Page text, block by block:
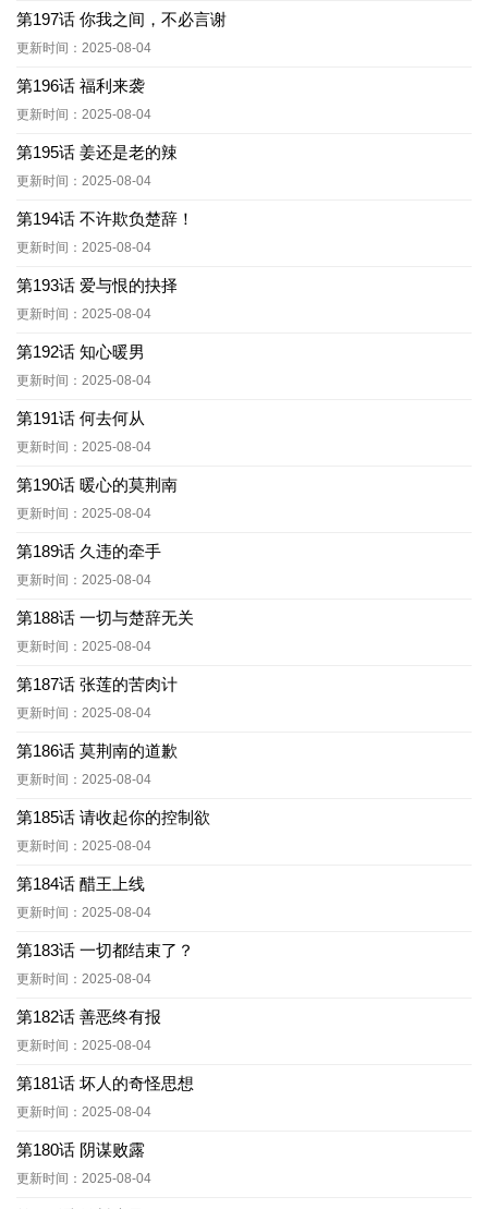
第197话 你我之间，不必言谢
更新时间：2025-08-04
第196话 福利来袭
更新时间：2025-08-04
第195话 姜还是老的辣
更新时间：2025-08-04
第194话 不许欺负楚辞！
更新时间：2025-08-04
第193话 爱与恨的抉择
更新时间：2025-08-04
第192话 知心暖男
更新时间：2025-08-04
第191话 何去何从
更新时间：2025-08-04
第190话 暖心的莫荆南
更新时间：2025-08-04
第189话 久违的牵手
更新时间：2025-08-04
第188话 一切与楚辞无关
更新时间：2025-08-04
第187话 张莲的苦肉计
更新时间：2025-08-04
第186话 莫荆南的道歉
更新时间：2025-08-04
第185话 请收起你的控制欲
更新时间：2025-08-04
第184话 醋王上线
更新时间：2025-08-04
第183话 一切都结束了？
更新时间：2025-08-04
第182话 善恶终有报
更新时间：2025-08-04
第181话 坏人的奇怪思想
更新时间：2025-08-04
第180话 阴谋败露
更新时间：2025-08-04